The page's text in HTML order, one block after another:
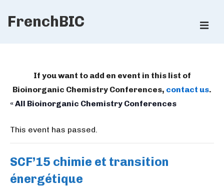
SkipFrenchBIC
If you want to add en event in this list of
Bioinorganic Chemistry Conferences, contact us.
« All Bioinorganic Chemistry Conferences
This event has passed.
SCF’15 chimie et transition
énergétique